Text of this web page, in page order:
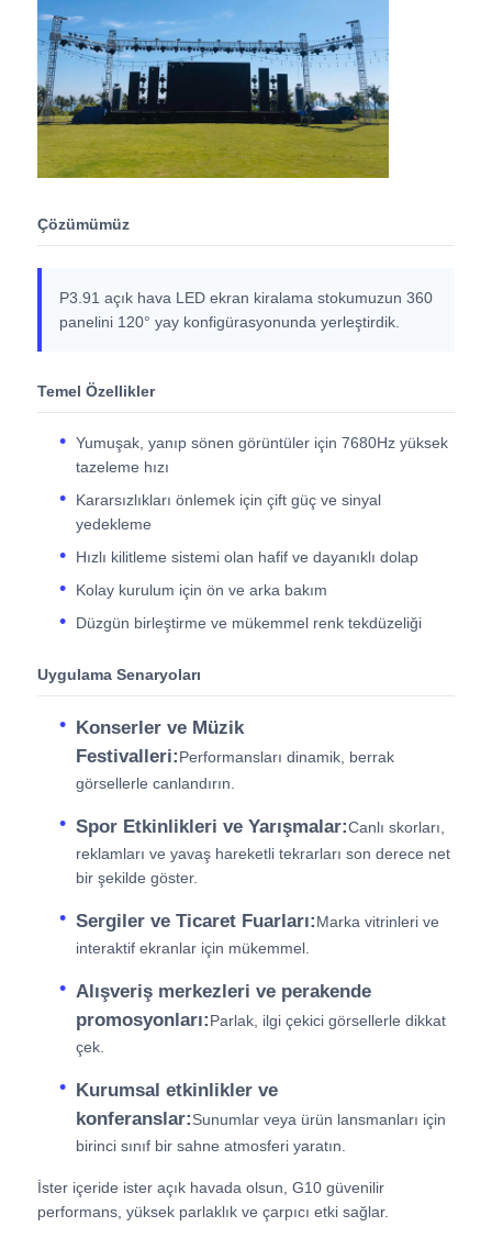
SMD LED Ekran
Dış LED Ekran Tablosu
Çözümümüz
P3.91 açık hava LED ekran kiralama stokumuzun 360
panelini 120° yay konfigürasyonunda yerleştirdik.
Temel Özellikler
Yumuşak, yanıp sönen görüntüler için 7680Hz yüksek
tazeleme hızı
Kararsızlıkları önlemek için çift güç ve sinyal
yedekleme
Hızlı kilitleme sistemi olan hafif ve dayanıklı dolap
Kolay kurulum için ön ve arka bakım
Düzgün birleştirme ve mükemmel renk tekdüzeliği
Uygulama Senaryoları
Konserler ve Müzik
Festivalleri:Performansları dinamik, berrak
görsellerle canlandırın.
Spor Etkinlikleri ve Yarışmalar:Canlı skorları,
reklamları ve yavaş hareketli tekrarları son derece net
bir şekilde göster.
Sergiler ve Ticaret Fuarları:Marka vitrinleri ve
interaktif ekranlar için mükemmel.
Alışveriş merkezleri ve perakende
promosyonları:Parlak, ilgi çekici görsellerle dikkat
çek.
Kurumsal etkinlikler ve
konferanslar:Sunumlar veya ürün lansmanları için
birinci sınıf bir sahne atmosferi yaratın.
İster içeride ister açık havada olsun, G10 güvenilir
performans, yüksek parlaklık ve çarpıcı etki sağlar.